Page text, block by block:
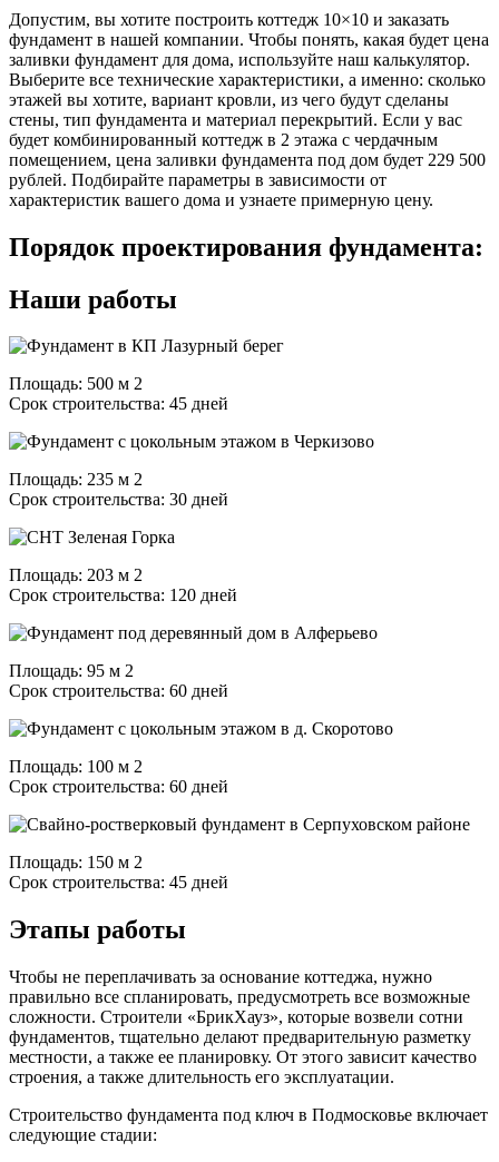
Допустим, вы хотите построить коттедж 10×10 и заказать
фундамент в нашей компании. Чтобы понять, какая будет цена
заливки фундамент для дома, используйте наш калькулятор.
Выберите все технические характеристики, а именно: сколько
этажей вы хотите, вариант кровли, из чего будут сделаны
стены, тип фундамента и материал перекрытий. Если у вас
будет комбинированный коттедж в 2 этажа с чердачным
помещением, цена заливки фундамента под дом будет 229 500
рублей. Подбирайте параметры в зависимости от
характеристик вашего дома и узнаете примерную цену.
Порядок проектирования фундамента:
Наши работы
Площадь: 500 м 2
Срок строительства: 45 дней
Площадь: 235 м 2
Срок строительства: 30 дней
Площадь: 203 м 2
Срок строительства: 120 дней
Площадь: 95 м 2
Срок строительства: 60 дней
Площадь: 100 м 2
Срок строительства: 60 дней
Площадь: 150 м 2
Срок строительства: 45 дней
Этапы работы
Чтобы не переплачивать за основание коттеджа, нужно
правильно все спланировать, предусмотреть все возможные
сложности. Строители «БрикХауз», которые возвели сотни
фундаментов, тщательно делают предварительную разметку
местности, а также ее планировку. От этого зависит качество
строения, а также длительность его эксплуатации.
Строительство фундамента под ключ в Подмосковье включает
следующие стадии: